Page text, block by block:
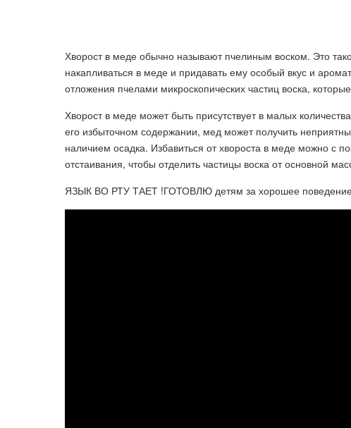
Хворост в меде обычно называют пчелиным воском. Это
накапливаться в меде и придавать ему особый вкус и
отложения пчелами микроскопических частиц воска,
Хворост в меде может быть присутствует в малых
его избыточном содержании, мед может получить
наличием осадка. Избавиться от хвороста в меде можно с
отстаивания, чтобы отделить частицы воска от основной
ЯЗЫК ВО РТУ ТАЕТ !ГОТОВЛЮ детям за хорошее